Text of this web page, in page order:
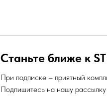
19 500 р.
Станьте ближе к
При подписке – приятный
Подпишитесь на нашу